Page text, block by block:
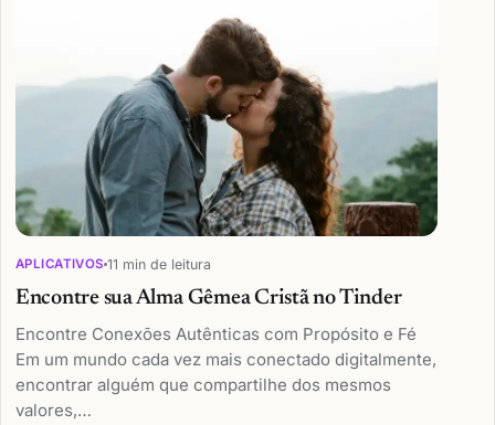
APLICATIVOS 11 min de leitura
Encontre sua Alma Gêmea Cristã no Tinder
Encontre Conexões Autênticas com Propósito e Fé
Em um mundo cada vez mais conectado digitalmente,
encontrar alguém que compartilhe dos mesmos
valores,…